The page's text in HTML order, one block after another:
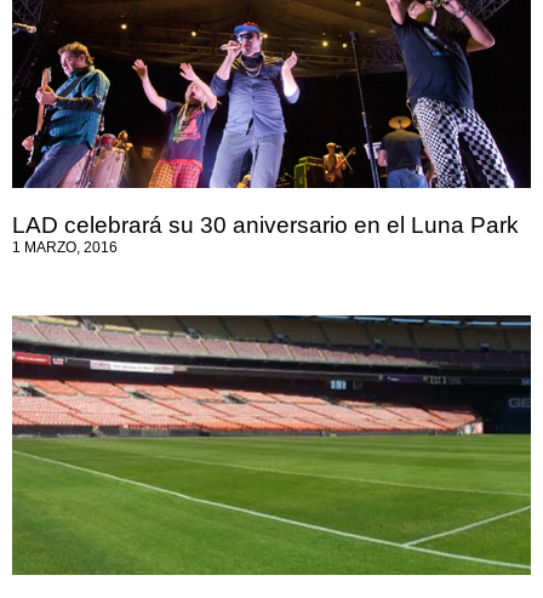
LAD celebrará su 30 aniversario en el Luna Park
1 MARZO, 2016